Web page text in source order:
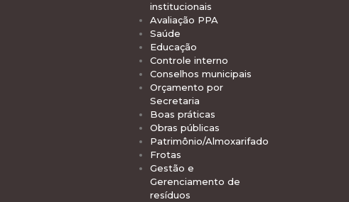
institucionais
Avaliação PPA
Saúde
Educação
Controle interno
Conselhos municipais
Orçamento por
Secretaria
Boas práticas
Obras públicas
Patrimônio/Almoxarifado
Frotas
Gestão e
Gerenciamento de
resíduos